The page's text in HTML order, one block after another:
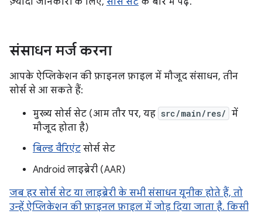
संसाधन मर्ज करना
आपके ऐप्लिकेशन की फ़ाइनल फ़ाइल में मौजूद संसाधन, तीन
सोर्स से आ सकते हैं:
मुख्य सोर्स सेट (आम तौर पर, यह src/main/res/ में
मौजूद होता है)
बिल्ड वैरिएंट सोर्स सेट
Android लाइब्रेरी (AAR)
जब हर सोर्स सेट या लाइब्रेरी के सभी संसाधन यूनीक होते हैं, तो
उन्हें ऐप्लिकेशन की फ़ाइनल फ़ाइल में जोड़ दिया जाता है. किसी